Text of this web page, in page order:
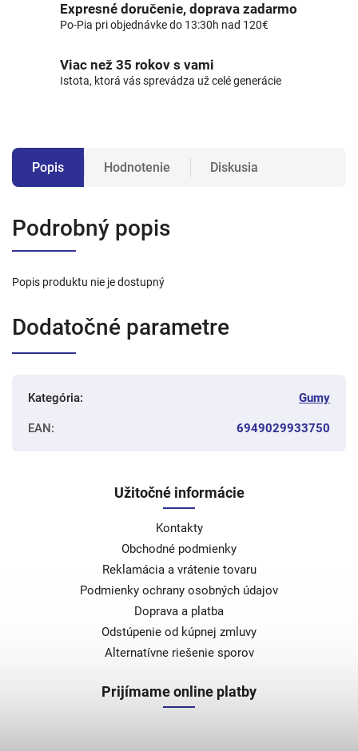
Expresné doručenie, doprava zadarmo
Po-Pia pri objednávke do 13:30h nad 120€
Viac než 35 rokov s vami
Istota, ktorá vás sprevádza už celé generácie
Popis Hodnotenie Diskusia
Podrobný popis
Popis produktu nie je dostupný
Dodatočné parametre
Kategória: Gumy
EAN: 6949029933750
Užitočné informácie
Kontakty
Obchodné podmienky
Reklamácia a vrátenie tovaru
Podmienky ochrany osobných údajov
Doprava a platba
Odstúpenie od kúpnej zmluvy
Alternatívne riešenie sporov
Prijímame online platby